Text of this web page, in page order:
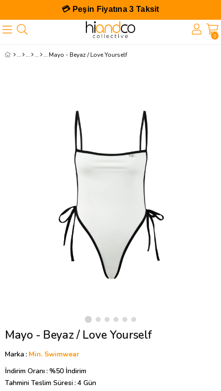
💳 Peşin Fiyatına 3 Taksit
0
Mayo - Beyaz / Love Yourself
Mayo - Beyaz / Love Yourself
Marka: Min. Swimwear
İndirim Oranı: %50 İndirim
Tahmini Teslim Süresi: 4 Gün